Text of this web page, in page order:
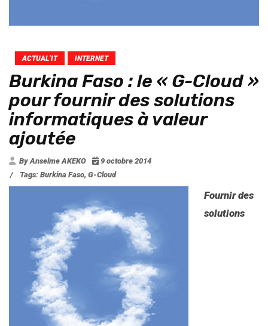
ACTUAL’IT INTERNET
Burkina Faso : le « G-Cloud »
pour fournir des solutions
informatiques à valeur
ajoutée
By Anselme AKEKO
9 octobre 2014
/
Tags: Burkina Faso, G-Cloud
Fournir des
solutions